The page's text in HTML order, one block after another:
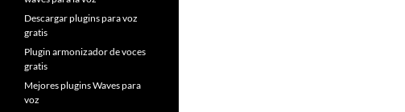
Descargar plugins para voz
gratis
Plugin armonizador de voces
gratis
Mejores plugins Waves para
voz